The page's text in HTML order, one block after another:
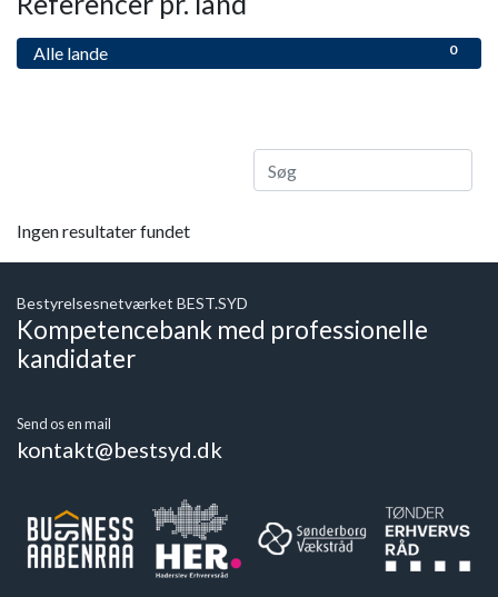
0
Alle lande
Ingen resultater fundet
Bestyrelsesnetværket BEST.SYD
Kompetencebank med professionelle
kandidater
Send os en mail
kontakt@bestsyd.dk